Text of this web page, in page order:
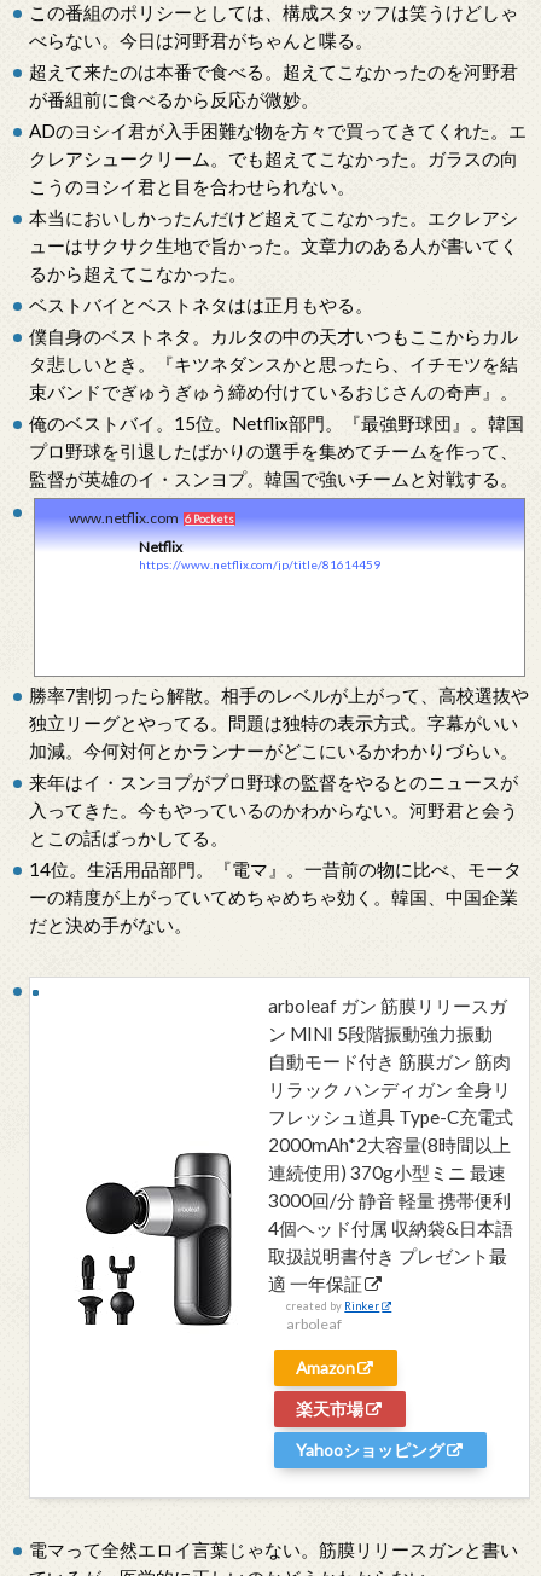
この番組のポリシーとしては、構成スタッフは笑うけどしゃ
べらない。今日は河野君がちゃんと喋る。
超えて来たのは本番で食べる。超えてこなかったのを河野君
が番組前に食べるから反応が微妙。
ADのヨシイ君が入手困難な物を方々で買ってきてくれた。エ
クレアシュークリーム。でも超えてこなかった。ガラスの向
こうのヨシイ君と目を合わせられない。
本当においしかったんだけど超えてこなかった。エクレアシ
ューはサクサク生地で旨かった。文章力のある人が書いてく
るから超えてこなかった。
ベストバイとベストネタはは正月もやる。
僕自身のベストネタ。カルタの中の天才いつもここからカル
タ悲しいとき。『キツネダンスかと思ったら、イチモツを結
束バンドでぎゅうぎゅう締め付けているおじさんの奇声』。
俺のベストバイ。15位。Netflix部門。『最強野球団』。韓国
プロ野球を引退したばかりの選手を集めてチームを作って、
監督が英雄のイ・スンヨプ。韓国で強いチームと対戦する。
www.netflix.com 6 Pockets
Netflix
https://www.netflix.com/jp/title/81614459
勝率7割切ったら解散。相手のレベルが上がって、高校選抜や
独立リーグとやってる。問題は独特の表示方式。字幕がいい
加減。今何対何とかランナーがどこにいるかわかりづらい。
来年はイ・スンヨプがプロ野球の監督をやるとのニュースが
入ってきた。今もやっているのかわからない。河野君と会う
とこの話ばっかしてる。
14位。生活用品部門。『電マ』。一昔前の物に比べ、モータ
ーの精度が上がっていてめちゃめちゃ効く。韓国、中国企業
だと決め手がない。
arboleaf ガン 筋膜リリースガ
ン MINI 5段階振動強力振動
自動モード付き 筋膜ガン 筋肉
リラック ハンディガン 全身リ
フレッシュ道具 Type-C充電式
2000mAh*2大容量(8時間以上
連続使用) 370g小型ミニ 最速
3000回/分 静音 軽量 携帯便利
4個ヘッド付属 収納袋&日本語
取扱説明書付き プレゼント最
適 一年保証
created by Rinker
arboleaf
Amazon
楽天市場
Yahooショッピング
電マって全然エロイ言葉じゃない。筋膜リリースガンと書い